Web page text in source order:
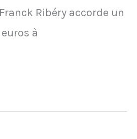
Ribéry accorde un
à